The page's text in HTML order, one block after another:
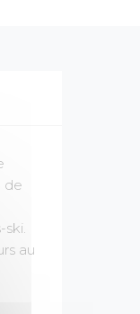
de
ski.
au